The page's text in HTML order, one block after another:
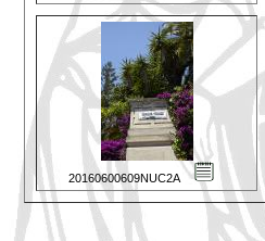
20160600609NUC2A